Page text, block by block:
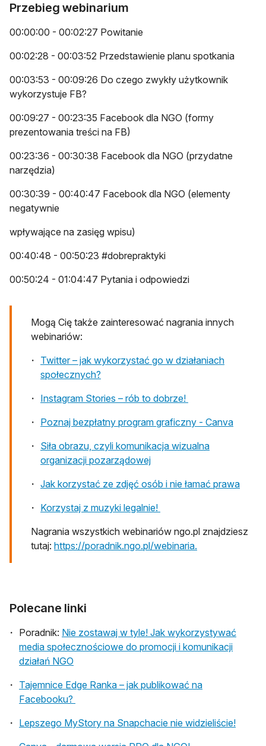
Przebieg webinarium
00:00:00 - 00:02:27 Powitanie
00:02:28 - 00:03:52 Przedstawienie planu spotkania
00:03:53 - 00:09:26 Do czego zwykły użytkownik
wykorzystuje FB?
00:09:27 - 00:23:35 Facebook dla NGO (formy
prezentowania treści na FB)
00:23:36 - 00:30:38 Facebook dla NGO (przydatne
narzędzia)
00:30:39 - 00:40:47 Facebook dla NGO (elementy
negatywnie
wpływające na zasięg wpisu)
00:40:48 - 00:50:23 #dobrepraktyki
00:50:24 - 01:04:47 Pytania i odpowiedzi
Mogą Cię także zainteresować nagrania innych
webinariów:
Twitter – jak wykorzystać go w działaniach
społecznych?
Instagram Stories – rób to dobrze!
Poznaj bezpłatny program graficzny - Canva
Siła obrazu, czyli komunikacja wizualna
organizacji pozarządowej
Jak korzystać ze zdjęć osób i nie łamać prawa
Korzystaj z muzyki legalnie!
Nagrania wszystkich webinariów ngo.pl znajdziesz
tutaj: https://poradnik.ngo.pl/webinaria.
Polecane linki
Poradnik: Nie zostawaj w tyle! Jak wykorzystywać
media społecznościowe do promocji i komunikacji
działań NGO
Tajemnice Edge Ranka – jak publikować na
Facebooku?
Lepszego MyStory na Snapchacie nie widzieliście!